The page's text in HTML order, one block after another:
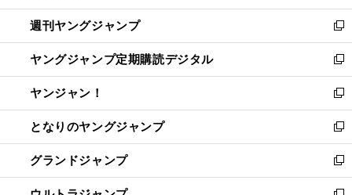
開
く
ウ
で
開
く
ン
ド
ウ
で
開
く
ウ
ィ
ン
ド
ウ
で
開
く
週刊ヤングジャンプ
新
し
い
ウ
ィ
ン
ド
ウ
で
開
ヤングジャンプ定期購読デジタル
新
し
い
ウ
ィ
ン
ド
ウ
ヤンジャン！
新
し
い
ウ
ィ
ン
となりのヤングジャンプ
新
し
い
ウ
グランドジャンプ
新
し